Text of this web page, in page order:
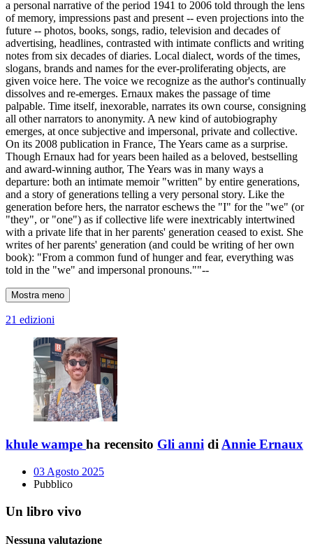
a personal narrative of the period 1941 to 2006 told through the lens
of memory, impressions past and present -- even projections into the
future -- photos, books, songs, radio, television and decades of
advertising, headlines, contrasted with intimate conflicts and writing
notes from six decades of diaries. Local dialect, words of the times,
slogans, brands and names for the ever-proliferating objects, are
given voice here. The voice we recognize as the author's continually
dissolves and re-emerges. Ernaux makes the passage of time
palpable. Time itself, inexorable, narrates its own course, consigning
all other narrators to anonymity. A new kind of autobiography
emerges, at once subjective and impersonal, private and collective.
On its 2008 publication in France, The Years came as a surprise.
Though Ernaux had for years been hailed as a beloved, bestselling
and award-winning author, The Years was in many ways a
departure: both an intimate memoir "written" by entire generations,
and a story of generations telling a very personal story. Like the
generation before hers, the narrator eschews the "I" for the "we" (or
"they", or "one") as if collective life were inextricably intertwined
with a private life that in her parents' generation ceased to exist. She
writes of her parents' generation (and could be writing of her own
book): "From a common fund of hunger and fear, everything was
told in the "we" and impersonal pronouns.""--
Mostra meno
21 edizioni
khule wampe ha recensito Gli anni diAnnie Ernaux
03 Agosto 2025
Pubblico
Un libro vivo
Nessuna valutazione